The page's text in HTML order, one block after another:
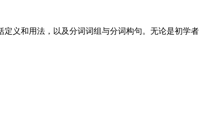
定义和用法，以及分词词组与分词构句。无论是初学者